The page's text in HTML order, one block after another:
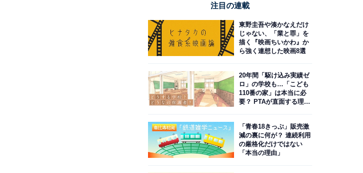
注目の連載
東野圭吾や湊かなえだけ
じゃない、「業と罪」を
描く『映画ちいかわ』か
ら強く連想した映画8選
20年間「駆け込み実績ゼ
ロ」の学校も…「こども
110番の家」は本当に必
要？ PTAが直面する理想
「青春18きっぷ」販売激
減の裏に何が？ 連続利用
の厳格化だけではない
「本当の理由」